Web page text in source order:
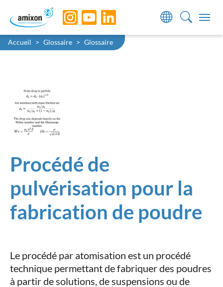
Skip to main navigation
Skip to main content
Skip to page footer
You are here:
Accueil Glossaire Glossaire
Procédé de
pulvérisation pour la
fabrication de poudre
Le procédé par atomisation est un procédé
technique permettant de fabriquer des poudres
à partir de solutions, de suspensions ou de